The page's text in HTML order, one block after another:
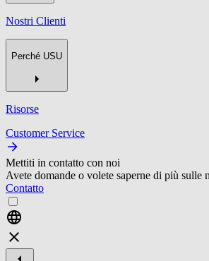
Nostri Clienti
Perché USU
Risorse
Customer Service
Mettiti in contatto con noi
Avete domande o volete saperne di più sulle
Contatto